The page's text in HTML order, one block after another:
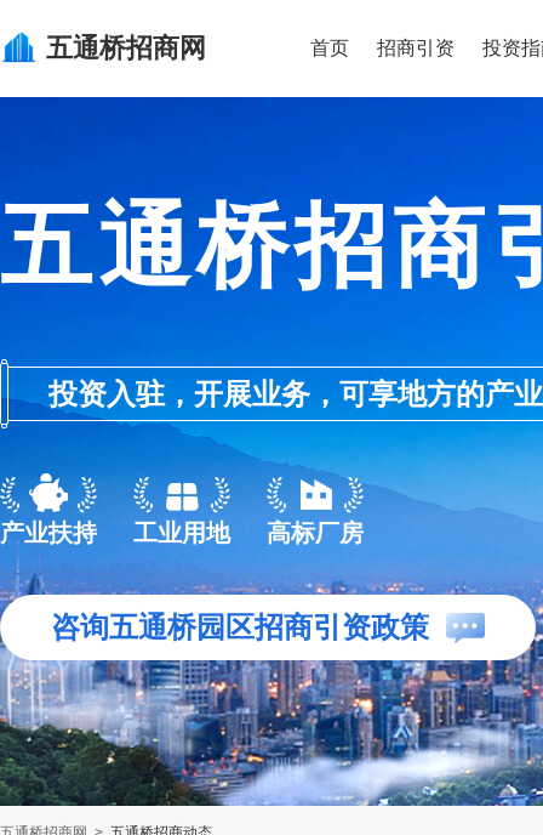
五通桥招商网 首页 招商引资 投资
五通桥招商
投资入驻，开展业务，可享地方的产
产业扶持 工业用地 高标厂房
咨询五通桥园区招商引资政策